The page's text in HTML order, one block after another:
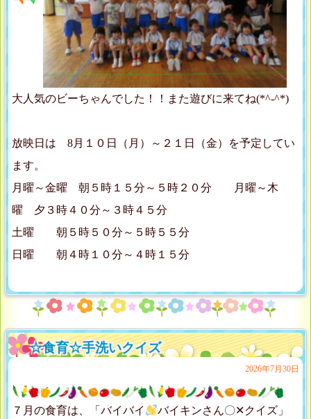
大人気のビーちゃんでした！！また遊びに来てね(*^-^*)
放映日は 8月１０日（月）～２１日（金）を予定してい
ます。
月曜～金曜 朝５時１５分～５時２０分 月曜～木
曜 夕３時４０分～３時４５分
土曜 朝５時５０分～５時５５分
日曜 朝４時１０分～４時１５分
☆食育☆手洗いクイズ
2026年7月30日
７月の食育は、「バイバイ
バイキンさん〇✕クイズ」